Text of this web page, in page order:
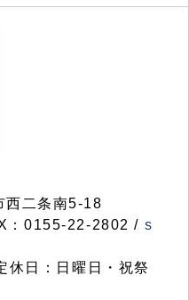
二条南5-18
：0155-22-2802 / s
日：日曜日・祝祭